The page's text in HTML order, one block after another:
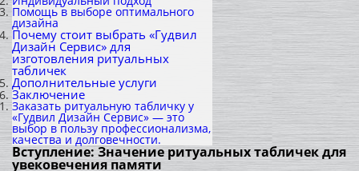
Помощь в выборе оптимального
дизайна
Почему стоит выбрать «Гудвил
Дизайн Сервис» для
изготовления ритуальных
табличек
Дополнительные услуги
Заключение
Заказать ритуальную табличку у
«Гудвил Дизайн Сервис» — это
выбор в пользу профессионализма,
качества и долговечности.
Вступление: Значение ритуальных табличек для
увековечения памяти